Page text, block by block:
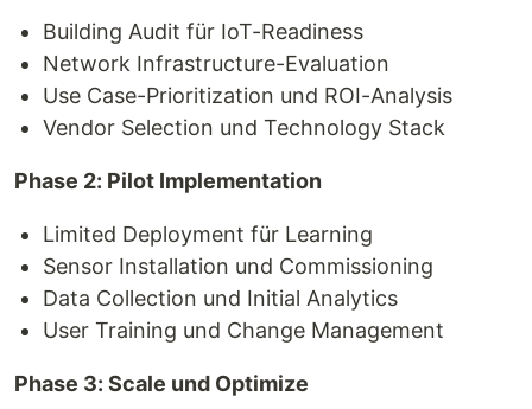
Building Audit für IoT-Readiness
Network Infrastructure-Evaluation
Use Case-Prioritization und ROI-Analysis
Vendor Selection und Technology Stack
Phase 2: Pilot Implementation
Limited Deployment für Learning
Sensor Installation und Commissioning
Data Collection und Initial Analytics
User Training und Change Management
Phase 3: Scale und Optimize